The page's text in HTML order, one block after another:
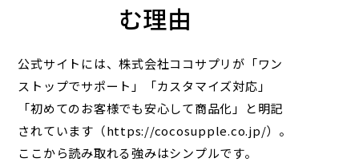
む理由
公式サイトには、株式会社ココサプリ が「ワン
ストップでサポート 」「カスタマイズ対応」
「初めてのお客様でも安心して商品化 」と明記
されています（https://cocosupple.co.jp/）。
ここから読み取れる強みはシンプルです。